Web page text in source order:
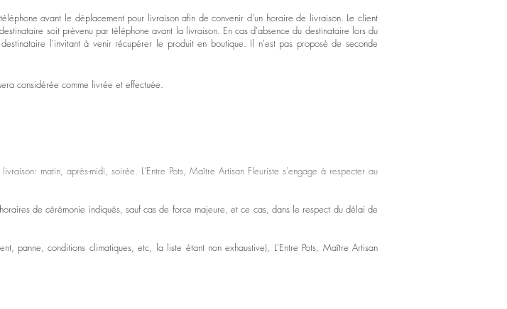
avant le déplacement pour livraison afin de convenir d'un horaire de livraison. Le client
soit prévenu par téléphone avant la livraison. En cas d'absence du destinataire lors du
l'invitant à venir récupérer le produit en boutique. Il n'est pas proposé de seconde
considérée comme livrée et effectuée.
matin, après-midi, soirée. L'Entre Pots, Maître Artisan Fleuriste s'engage à respecter au
de cérémonie indiqués, sauf cas de force majeure, et ce cas, dans le respect du délai de
panne, conditions climatiques, etc, la liste étant non exhaustive), L'Entre Pots, Maître Artisan